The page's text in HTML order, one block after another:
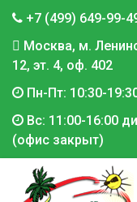
+7 (499) 649-99-
Москва, м.
12, эт. 4, оф. 402
Пн-Пт: 10:30-
Вс: 11:00-16:00
(офис закрыт)